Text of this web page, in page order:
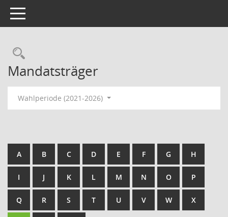
Toggle navigation
Rechercheauswahl
Mandatsträger
Wahlperiode (2021-2026)
A B C D E F G H
I J K L M N O P
Q R S T U V W X